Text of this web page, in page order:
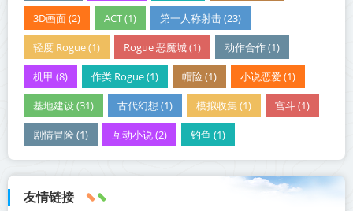
3D画面 (2) ACT (1) 第一人称射击 (23)
轻度 Rogue (1) Rogue 恶魔城 (1) 动作合作 (1)
机甲 (8) 作类 Rogue (1) 帽险 (1) 小说恋爱 (1)
基地建设 (31) 古代幻想 (1) 模拟收集 (1) 宫斗 (1)
剧情冒险 (1) 互动小说 (2) 钓鱼 (1)
友情链接